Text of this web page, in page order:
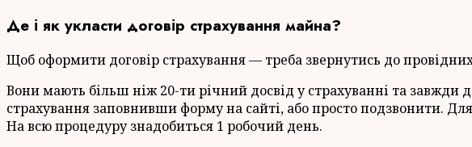
Де і як укласти договір страхування майна?
Щоб оформити договір страхування — треба звернутись до
Вони мають більш ніж 20-ти річний досвід у страхуванні та
страхування заповнивши форму на сайті, або просто подзвонити.
На всю процедуру знадобиться 1 робочий день.